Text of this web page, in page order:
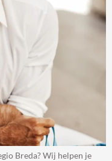
Breda? Wij helpen je